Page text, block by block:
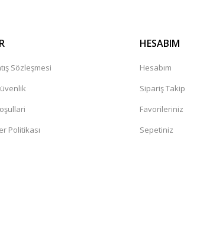
Sözleşmesi
Politikası
HESABIM
Hesabım
Sipariş Takip
Favorileriniz
Sepetiniz